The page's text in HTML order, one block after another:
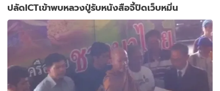
ปลัดICTเข้าพบหลวงปู่รับหนังสือจี้ปิดเว็บหมิ่น